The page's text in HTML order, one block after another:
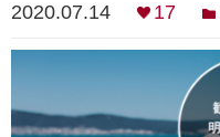
交通のおはなし (16)
(4)
行ってみた！やってみた！
2020.07.14 17